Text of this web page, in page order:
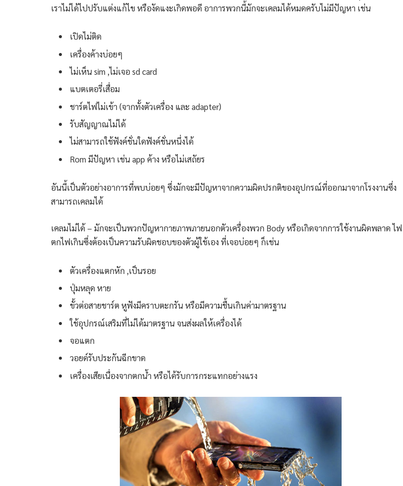
เราไม่ได้ไปปรับแต่งแก้ไข หรืองัดแงะเกิดพอดี อาการพวกนี้มักจะเคลมได้หมดครับไม่มีปัญหา เช่น
เปิดไม่ติด
เครื่องค้างบ่อยๆ
ไม่เห็น sim ,ไม่เจอ sd card
แบตเตอรี่เสื่อม
ชาร์ตไฟไม่เข้า (จากทั้งตัวเครื่อง และ adapter)
รับสัญญาณไม่ได้
ไม่สามารถใช้ฟังค์ชั่นใดฟังค์ชั่นหนึ่งได้
Rom มีปัญหา เช่น app ค้าง หรือไม่เสถัยร
อันนี้เป็นตัวอย่างอาการที่พบบ่อยๆ ซึ่งมักจะมีปัญหาจากความผิดปรกติของอุปกรณ์ที่ออกมาจากโรงงานซึ่ง
สามารถเคลมได้
เคลมไม่ได้ – มักจะเป็นพวกปัญหากายภาพภายนอกตัวเครื่องพวก Body หรือเกิดจากการใช้งานผิดพลาด ไฟ
ตกไฟเกินซึ่งต้องเป็นความรับผิดชอบของตัวผู้ใช้เอง ที่เจอบ่อยๆ ก็เช่น
ตัวเครื่องแตกหัก ,เป็นรอย
ปุ่มหลุด หาย
ขั้วต่อสายชาร์ต หูฟังมีคราบตะกรัน หรือมีความชื้นเกินค่ามาตรฐาน
ใช้อุปกรณ์เสริมที่ไม่ได้มาตรฐาน จนส่งผลให้เครื่องได้
จอแตก
วอยด์รับประกันฉีกขาด
เครื่องเสียเนื่องจากตกน้ำ หรือได้รับการกระแทกอย่างแรง